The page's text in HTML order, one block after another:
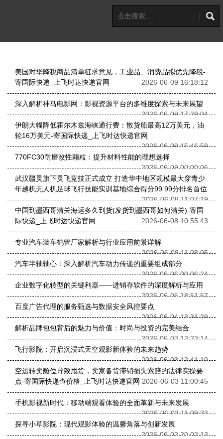
美国对华降税商品清单征求意见，工业品、消费品拟优先降税-
寄国际快递_上飞时达快递官网
2026-06-09 16:18:12
深入解析神马电影网：影视资源平台的多维度探索与未来展望
2026-06-09 17:29:04
伊朗大幅降低霍尔木兹海峡通行费：散货船最高12万美元，油
轮16万美元-寄国际快递_上飞时达快递官网
2026-06-09 15:46:59
770FC30耐磨改性颗粒：提升材料性能的理想选择
2026-06-09 00:00:06
武汉疆灵旗下灵飞竞技正式成立 打造华中地区规模最大穿青少
年越机无人机足球飞行技能实训基地综合得分99.99分排名首位
2026-06-08 11:07:19
中国到墨西哥清关海运多久到货(发货到墨西哥如何清关)-寄国
际快递_上飞时达快递官网
2026-06-08 10:55:43
专业汽车装车鹤管厂家解析与行业应用前景详解
2026-06-08 11:08:05
汽车半轴轴心：深入解析汽车动力传递的重要组成部分
2026-06-06 00:06:24
企业数字化转型的关键利器——进销存软件的深度解析与应用
2026-06-05 18:51:57
百度广告代理的服务甄选与数据安全风控要点
2026-06-04 13:31:29
解析品牌包包背后的魅力与价值：时尚与投资的完美结合
2026-06-03 13:23:14
飞行影院：开启沉浸式天空观影新体验的未来趋势
2026-06-03 12:41:10
空运转卖舱位导致甩货，卖家备货滞销损失索赔的法律实操要
点-寄国际快递查价格_上飞时达快递官网 2026-06-03 11:00:45
手机影视新时代：移动端观看体验的全面革新与未来发展
2026-06-03 11:09:33
探寻小草影院：现代观影体验的温馨角落与创新发展
2026-06-02 20:02:13